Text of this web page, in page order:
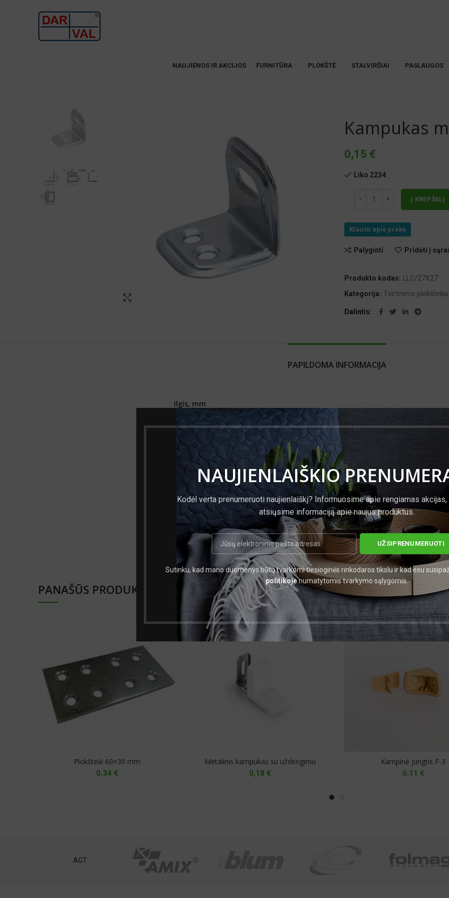
NAUJIENLAIŠKIO
Kodėl verta prenumeruoti naujienlaiškį? Informuosime apie rengiamas
atsiųsime informaciją apie naujus produktus.
Sutinku, kad mano duomenys būtų tvarkomi tiesioginės rinkodaros tikslu ir kad esu
politikojenumatytomis tvarkymo sąlygomis.
NAUJIENOS IR AKCIJOS FURNITŪRA PLOKŠTĖ STALVIRŠIAI PASLAUGOS
Kampukas
0,15 €
Liko 2234
Į KREPŠELĮ
Klausti apie prekę
Palyginti Pridėti į
Produkto kodas:
LLC/27X27
Kategorija: Tvirtinimo
Dalintis
PAPILDOMA INFORMACIJA
Ilgis, mm
Aukštis, mm
Plotis, mm
Padengimas
Medžiaga
Mato vnt.
PANAŠŪS PRODUKTAI
Plokštelė 60×30 mm
0,34 €
Metalinis kampukas su uždengimu
0,18 €
Kampinė jungtis F-3
0,11 €
AGT